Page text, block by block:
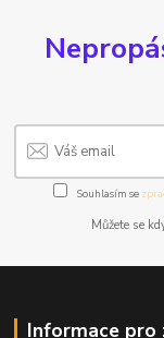
Souhlasím se
Můžete se
Informace pro